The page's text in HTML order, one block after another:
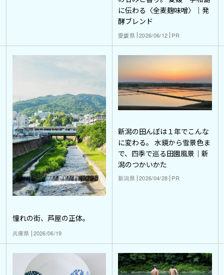
に伝わる〈全麦麹味噌〉｜発
酵ブレンド
愛媛県 2026/06/12 PR
憧れの街、芦屋の正体。
兵庫県 2026/06/19
新潟の田んぼは１年でこんな
に変わる。 水鏡から雪景色ま
で、四季で巡る田園風景｜新
潟のつかいかた
新潟県 2026/04/28 PR